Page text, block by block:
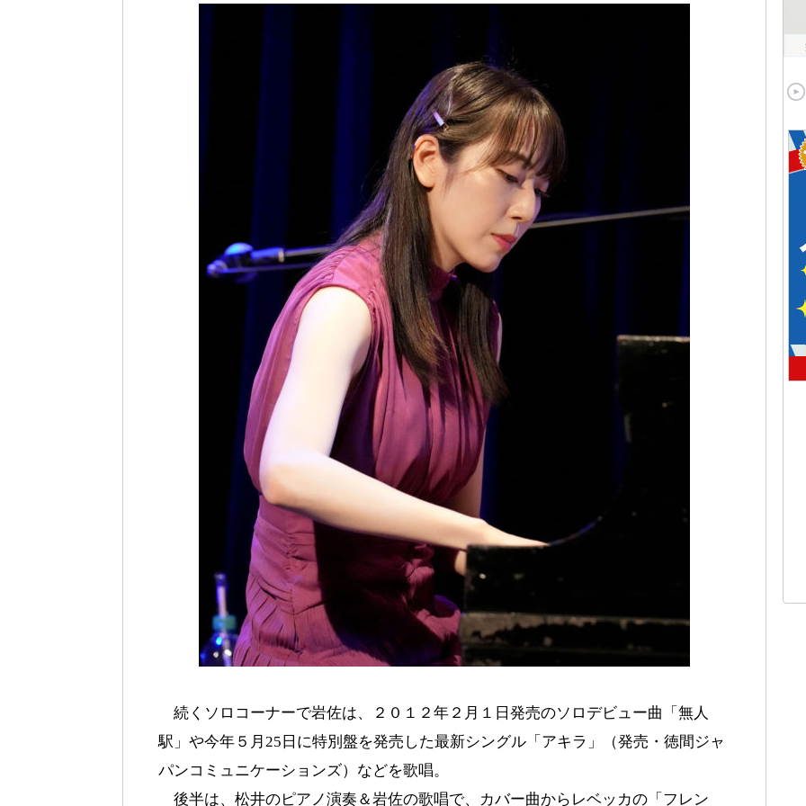
続くソロコーナーで岩佐は、２０１２年２月１日発売のソロデビュー曲「無人
駅」や今年５月25日に特別盤を発売した最新シングル「アキラ」（発売・徳間ジャ
パンコミュニケーションズ）などを歌唱。
後半は、松井のピアノ演奏＆岩佐の歌唱で、カバー曲からレベッカの「フレン